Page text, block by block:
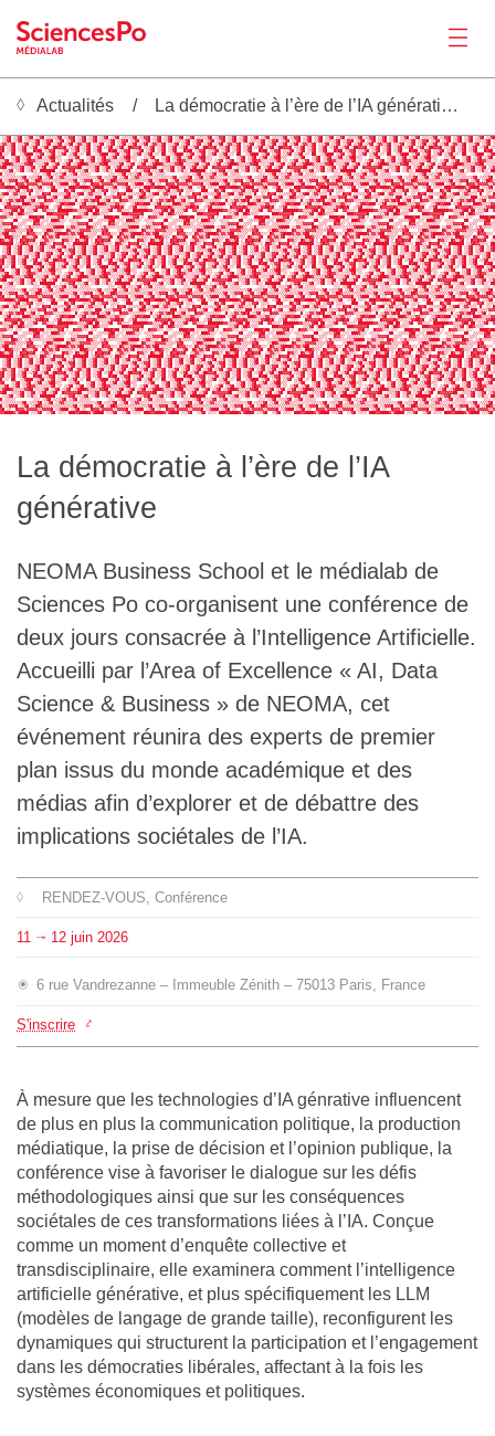
Actualités
Productions
Activités
Outils
Séminaire
Recrutement
L'équipe
Le médialab
FR| EN
Actualités La démocratie à l’ère de l’IA générative
░▒▓█ ░▒▓█ ░▒▓█ ░▒▓█ ░▒░░▒▓█ ░▒▓▓█ ░▒▓█ ░▒▓█ ░▒▓█ ░▒▓█ ░▒░░▒▓█ ░▒▓▓█ ░▒▓█ ░▒▓█ ░▒▓█ ░▒▓█ ░▒░░▒▓█ ░▒▓▓█ ░▒▓█ ░▒▓█ ░▒▓█ ░▒▓█ ░▒░░▒▓█ ░▒▓▓█ ░▒▓█ ░▒▓█ ░▒▓█ ░▒▓█ ░▒░░▒▓█ ░▒▓▓█ ░▒▓█ ░▒▓█ ░▒▓█ ░▒▓█ ░▒░░▒▓█ ░▒▓▓█ ░▒▓█ ░▒▓█ ░▒▓█
░▒▓█ ░▒▓█ ░▒▒░▒▓█ ░▒▓▓█ ░▒▓█ ░▒▓█ ░▒▓█ ░▒▓█ ░▒▒░▒▓█ ░▒▓▓█ ░▒▓█ ░▒▓█ ░▒▓█ ░▒▓█ ░▒▒░▒▓█ ░▒▓▓█ ░▒▓█ ░▒▓█ ░▒▓█ ░▒▓█ ░▒▒░▒▓█ ░▒▓▓█ ░▒▓█ ░▒▓█ ░▒▓█ ░▒▓█ ░▒▒░▒▓█ ░▒▓▓█ ░▒▓█ ░▒▓█ ░▒▓█ ░▒▓█ ░▒▒░▒▓█ ░▒▓▓█ ░▒▓█ ░▒▓█ ░▒▓█ ░▒▓█ ░▒▒░▒▓█
░▓▓▒▒▓█ ░░▒▓█ ░▒▓█ ░▒▓█ ░▒▓█ ░▒▓█ ░▓▓▒▒▓█ ░░▒▓█ ░▒▓█ ░▒▓█ ░▒▓█ ░▒▓█ ░▓▓▒▒▓█ ░░▒▓█ ░▒▓█ ░▒▓█ ░▒▓█ ░▒▓█ ░▓▓▒▒▓█ ░░▒▓█ ░▒▓█ ░▒▓█ ░▒▓█ ░▒▓█ ░▓▓▒▒▓█ ░░▒▓█ ░▒▓█ ░▒▓█ ░▒▓█ ░▒▓█ ░▓▓▒▒▓█ ░░▒▓█ ░▒▓█ ░▒▓█ ░▒▓█ ░▒▓█ ░▓▓▒▒▓█ ░░▒▓█ ░▒▓█
▓█ ░▒▓█ ░▒▓█ ░▒▓█ ░▒▓█ ░██▓▓▓█ ░▒▒▓█ ░▒▓█ ░▒▓█ ░▒▓█ ░▒▓█ ░██▓▓▓█ ░▒▒▓█ ░▒▓█ ░▒▓█ ░▒▓█ ░▒▓█ ░██▓▓▓█ ░▒▒▓█ ░▒▓█ ░▒▓█ ░▒▓█ ░▒▓█ ░██▓▓▓█ ░▒▒▓█ ░▒▓█ ░▒▓█ ░▒▓█ ░▒▓█ ░██▓▓▓█ ░▒▒▓█ ░▒▓█ ░▒▓█ ░▒▓█ ░▒▓█ ░██▓▓▓█ ░▒▒▓█ ░▒▓█ ░▒▓█ ░▒▓█
▓█ ░▒▓█ ░▒▓█   █▓██ ░▒▓▓█ ░░▒▓█ ░▒▓█ ░▒▓█ ░▒▓█   █▓██ ░▒▓▓█ ░░▒▓█ ░▒▓█ ░▒▓█ ░▒▓█   █▓██ ░▒▓▓█ ░░▒▓█ ░▒▓█ ░▒▓█ ░▒▓█   █▓██ ░▒▓▓█ ░░▒▓█ ░▒▓█ ░▒▓█ ░▒▓█   █▓██ ░▒▓▓█ ░░▒▓█ ░▒▓█ ░▒▓█ ░▒▓█   █▓██ ░▒▓▓█ ░░▒▓█ ░▒▓█ ░▒▓█ ░▒▓█   █▓██
█ ░░ ██  ░▒▓███ ░▒▓█ ░▒▓█ ░▒▓█ ░▒▓█ ░░ ██  ░▒▓███ ░▒▓█ ░▒▓█ ░▒▓█ ░▒▓█ ░░ ██  ░▒▓███ ░▒▓█ ░▒▓█ ░▒▓█ ░▒▓█ ░░ ██  ░▒▓███ ░▒▓█ ░▒▓█ ░▒▓█ ░▒▓█ ░░ ██  ░▒▓███ ░▒▓█ ░▒▓█ ░▒▓█ ░▒▓█ ░░ ██  ░▒▓███ ░▒▓█ ░▒▓█ ░▒▓█ ░▒▓█ ░░ ██  ░▒▓███
▓█   ░▒▓█ ░▒▓█ ░▒▓█ ░▒▓██▒▒░   ░░▒▓█   ░▒▓█ ░▒▓█ ░▒▓█ ░▒▓██▒▒░   ░░▒▓█   ░▒▓█ ░▒▓█ ░▒▓█ ░▒▓██▒▒░   ░░▒▓█   ░▒▓█ ░▒▓█ ░▒▓█ ░▒▓██▒▒░   ░░▒▓█   ░▒▓█ ░▒▓█ ░▒▓█ ░▒▓██▒▒░   ░░▒▓█   ░▒▓█ ░▒▓█ ░▒▓█ ░▒▓██▒▒░   ░░▒▓█   ░▒▓█ ░▒▓█ ░▒▓█
░▒▓█ ░▒▓█ ░▒▓█▓▓▒░░░░▒▒▓█ ░░ ░▒▓█ ░▒▓█ ░▒▓█ ░▒▓█▓▓▒░░░░▒▒▓█ ░░ ░▒▓█ ░▒▓█ ░▒▓█ ░▒▓█▓▓▒░░░░▒▒▓█ ░░ ░▒▓█ ░▒▓█ ░▒▓█ ░▒▓█▓▓▒░░░░▒▒▓█ ░░ ░▒▓█ ░▒▓█ ░▒▓█ ░▒▓█▓▓▒░░░░▒▒▓█ ░░ ░▒▓█ ░▒▓█ ░▒▓█ ░▒▓█▓▓▒░░░░▒▒▓█ ░░ ░▒▓█ ░▒▓█ ░▒▓█
▒▓███▓▒▒▒▒▒▓▓██ ░░░▒▓█ ░▒▓█ ░▒▓█ ░▒▓███▓▒▒▒▒▒▓▓██ ░░░▒▓█ ░▒▓█ ░▒▓█ ░▒▓███▓▒▒▒▒▒▓▓██ ░░░▒▓█ ░▒▓█ ░▒▓█ ░▒▓███▓▒▒▒▒▒▓▓██ ░░░▒▓█ ░▒▓█ ░▒▓█ ░▒▓███▓▒▒▒▒▒▓▓██ ░░░▒▓█ ░▒▓█ ░▒▓█ ░▒▓███▓▒▒▒▒▒▓▓██ ░░░▒▓█ ░▒▓█ ░▒▓█ ░▒▓███▓▒▒▒▒▒▓▓██
▓██  ░▒▒▒▓█ ░▒▓█ ░▒▓█ ░▒▓█  █▓▓▓▓▓▓██  ░▒▒▒▓█ ░▒▓█ ░▒▓█ ░▒▓█  █▓▓▓▓▓▓██  ░▒▒▒▓█ ░▒▓█ ░▒▓█ ░▒▓█  █▓▓▓▓▓▓██  ░▒▒▒▓█ ░▒▓█ ░▒▓█ ░▒▓█  █▓▓▓▓▓▓██  ░▒▒▒▓█ ░▒▓█ ░▒▓█ ░▒▓█  █▓▓▓▓▓▓██  ░▒▒▒▓█ ░▒▓█ ░▒▓█ ░▒▓█  █▓▓▓▓▓▓██  ░▒▒▒▓█ ░▒▓█
░░▒▓█ ░▒▓█ ░▒▓░░ ███████  ░ ░▒▓▓█ ░░▒▓█ ░▒▓█ ░▒▓░░ ███████  ░ ░▒▓▓█ ░░▒▓█ ░▒▓█ ░▒▓░░ ███████  ░ ░▒▓▓█ ░░▒▓█ ░▒▓█ ░▒▓░░ ███████  ░ ░▒▓▓█ ░░▒▓█ ░▒▓█ ░▒▓░░ ███████  ░ ░▒▓▓█ ░░▒▓█ ░▒▓█ ░▒▓░░ ███████  ░ ░▒▓▓█ ░░▒▓█ ░▒▓█ ░▒▓░░
█ ░▒▒▒░        ░░░ ░▒▓█ ░▒░▒▓█ ░▒▓█ ░▒▒▒░        ░░░ ░▒▓█ ░▒░▒▓█ ░▒▓█ ░▒▒▒░        ░░░ ░▒▓█ ░▒░▒▓█ ░▒▓█ ░▒▒▒░        ░░░ ░▒▓█ ░▒░▒▓█ ░▒▓█ ░▒▒▒░        ░░░ ░▒▓█ ░▒░▒▓█ ░▒▓█ ░▒▒▒░        ░░░ ░▒▓█ ░▒░▒▓█ ░▒▓█ ░▒▒▒░        ░░░
░░░░░▒▒░░▒▓█ ░▒▒▒▓█ ░▒▓█ ░▒▓▓▒░░░░░░░░░▒▒░░▒▓█ ░▒▒▒▓█ ░▒▓█ ░▒▓▓▒░░░░░░░░░▒▒░░▒▓█ ░▒▒▒▓█ ░▒▓█ ░▒▓▓▒░░░░░░░░░▒▒░░▒▓█ ░▒▒▒▓█ ░▒▓█ ░▒▓▓▒░░░░░░░░░▒▒░░▒▓█ ░▒▒▒▓█ ░▒▓█ ░▒▓▓▒░░░░░░░░░▒▒░░▒▓█ ░▒▒▒▓█ ░▒▓█ ░▒▓▓▒░░░░░░░░░▒▒░░▒▓█ ░▒▒▒▓█
█ ░▒▓▓▓█ ░▒▓█ ░▒██▓▒▒▒▒▒▒▒▒▒░▒▒▒▒▓█ ░▒▓▓▓█ ░▒▓█ ░▒██▓▒▒▒▒▒▒▒▒▒░▒▒▒▒▓█ ░▒▓▓▓█ ░▒▓█ ░▒██▓▒▒▒▒▒▒▒▒▒░▒▒▒▒▓█ ░▒▓▓▓█ ░▒▓█ ░▒██▓▒▒▒▒▒▒▒▒▒░▒▒▒▒▓█ ░▒▓▓▓█ ░▒▓█ ░▒██▓▒▒▒▒▒▒▒▒▒░▒▒▒▒▓█ ░▒▓▓▓█ ░▒▓█ ░▒██▓▒▒▒▒▒▒▒▒▒░▒▒▒▒▓█ ░▒▓▓▓█ ░▒▓█
▓█ ░▒  █▓▓▓▒▓▓▓▓▓▒▒▓▓▓▓█ ░▒▓███ ░▒▓█ ░▒  █▓▓▓▒▓▓▓▓▓▒▒▓▓▓▓█ ░▒▓███ ░▒▓█ ░▒  █▓▓▓▒▓▓▓▓▓▒▒▓▓▓▓█ ░▒▓███ ░▒▓█ ░▒  █▓▓▓▒▓▓▓▓▓▒▒▓▓▓▓█ ░▒▓███ ░▒▓█ ░▒  █▓▓▓▒▓▓▓▓▓▒▒▓▓▓▓█ ░▒▓███ ░▒▓█ ░▒  █▓▓▓▒▓▓▓▓▓▒▒▓▓▓▓█ ░▒▓███ ░▒▓█ ░▒
▓▓████▓▒▓████ ░░▒▓█  ░▒▓█ ░▒░░ ███▓▓████▓▒▓████ ░░▒▓█  ░▒▓█ ░▒░░ ███▓▓████▓▒▓████ ░░▒▓█  ░▒▓█ ░▒░░ ███▓▓████▓▒▓████ ░░▒▓█  ░▒▓█ ░▒░░ ███▓▓████▓▒▓████ ░░▒▓█  ░▒▓█ ░▒░░ ███▓▓████▓▒▓████ ░░▒▓█  ░▒▓█ ░▒░░ ███▓▓████▓▒▓████ ░░▒▓█
░▒░▒▓█ ░▒▓▓█ ░▒▒░   ███   █▓▒▓█   ░▒░▒▓█ ░▒▓▓█ ░▒▒░   ███   █▓▒▓█   ░▒░▒▓█ ░▒▓▓█ ░▒▒░   ███   █▓▒▓█   ░▒░▒▓█ ░▒▓▓█ ░▒▒░   ███   █▓▒▓█   ░▒░▒▓█ ░▒▓▓█ ░▒▒░   ███   █▓▒▓█   ░▒░▒▓█ ░▒▓▓█ ░▒▒░   ███   █▓▒▓█   ░▒░▒▓█ ░▒▓▓█
▒▓██ ░▓▓▒░░░ █  ░░ █▓▓█ ░░░▒▒▒▓█ ░▒▓██ ░▓▓▒░░░ █  ░░ █▓▓█ ░░░▒▒▒▓█ ░▒▓██ ░▓▓▒░░░ █  ░░ █▓▓█ ░░░▒▒▒▓█ ░▒▓██ ░▓▓▒░░░ █  ░░ █▓▓█ ░░░▒▒▒▓█ ░▒▓██ ░▓▓▒░░░ █  ░░ █▓▓█ ░░░▒▒▒▓█ ░▒▓██ ░▓▓▒░░░ █  ░░ █▓▓█ ░░░▒▒▒▓█ ░▒▓██ ░▓▓▒░░░ █  ░░
▒░  ░░▒░ ███ ░▒▒▒▓▓▓█ ░▒▓█  ░██▓▒▒▒░  ░░▒░ ███ ░▒▒▒▓▓▓█ ░▒▓█  ░██▓▒▒▒░  ░░▒░ ███ ░▒▒▒▓▓▓█ ░▒▓█  ░██▓▒▒▒░  ░░▒░ ███ ░▒▒▒▓▓▓█ ░▒▓█  ░██▓▒▒▒░  ░░▒░ ███ ░▒▒▒▓▓▓█ ░▒▓█  ░██▓▒▒▒░  ░░▒░ ███ ░▒▒▒▓▓▓█ ░▒▓█  ░██▓▒▒▒░  ░░▒░ ███
█ ░▒▓▓▒▓█▓█ ░▒▓█ ░  █▓▓▓▒░░░▒▒▒░  █ ░▒▓▓▒▓█▓█ ░▒▓█ ░  █▓▓▓▒░░░▒▒▒░  █ ░▒▓▓▒▓█▓█ ░▒▓█ ░  █▓▓▓▒░░░▒▒▒░  █ ░▒▓▓▒▓█▓█ ░▒▓█ ░  █▓▓▓▒░░░▒▒▒░  █ ░▒▓▓▒▓█▓█ ░▒▓█ ░  █▓▓▓▒░░░▒▒▒░  █ ░▒▓▓▒▓█▓█ ░▒▓█ ░  █▓▓▓▒░░░▒▒▒░  █ ░▒▓▓▒▓█▓█ ░▒▓█ ░
░▒▓█ ░░░ ███▓▒▒▒▒▓▓▒░░  ░▒▓█▓▓███ ░▒▓█ ░░░ ███▓▒▒▒▒▓▓▒░░  ░▒▓█▓▓███ ░▒▓█ ░░░ ███▓▒▒▒▒▓▓▒░░  ░▒▓█▓▓███ ░▒▓█ ░░░ ███▓▒▒▒▒▓▓▒░░  ░▒▓█▓▓███ ░▒▓█ ░░░ ███▓▒▒▒▒▓▓▒░░  ░▒▓█▓▓███ ░▒▓█ ░░░ ███▓▒▒▒▒▓▓▒░░  ░▒▓█▓▓███ ░▒▓█ ░░░
█▓▓▓▓▓█▓▒▒░░░▒▓▓██▓█  ░▒▓█ ░▒▒░   █▓▓▓▓▓█▓▒▒░░░▒▓▓██▓█  ░▒▓█ ░▒▒░   █▓▓▓▓▓█▓▒▒░░░▒▓▓██▓█  ░▒▓█ ░▒▒░   █▓▓▓▓▓█▓▒▒░░░▒▓▓██▓█  ░▒▓█ ░▒▒░   █▓▓▓▓▓█▓▒▒░░░▒▓▓██▓█  ░▒▓█ ░▒▒░   █▓▓▓▓▓█▓▒▒░░░▒▓▓██▓█  ░▒▓█ ░▒▒░
▓▒▒▒▒▓██ ██ ░░▒▓█  ▓▓▒░░░ ███████▓▓▒▒▒▒▓██ ██ ░░▒▓█  ▓▓▒░░░ ███████▓▓▒▒▒▒▓██ ██ ░░▒▓█  ▓▓▒░░░ ███████▓▓▒▒▒▒▓██ ██ ░░▒▓█  ▓▓▒░░░ ███████▓▓▒▒▒▒▓██ ██ ░░▒▓█  ▓▓▒░░░ ███████▓▓▒▒▒▒▓██ ██ ░░▒▓█  ▓▓▒░░░ ███████▓▓▒▒▒▒▓██ ██ ░░▒▓█
░▒▒▓█ ░██▓▒▒▒░      ███▓▓▓▓▓▓█    ░▒▒▓█ ░██▓▒▒▒░      ███▓▓▓▓▓▓█    ░▒▒▓█ ░██▓▒▒▒░      ███▓▓▓▓▓▓█    ░▒▒▓█ ░██▓▒▒▒░      ███▓▓▓▓▓▓█    ░▒▒▓█ ░██▓▒▒▒░      ███▓▓▓▓▓▓█    ░▒▒▓█ ░██▓▒▒▒░      ███▓▓▓▓▓▓█    ░▒▒▓█ ░██▓▒▒▒░
▓▓▓▒░░ ░░░   ████▓██ ░░░░▒▓▓█ ░  █▓▓▓▒░░ ░░░   ████▓██ ░░░░▒▓▓█ ░  █▓▓▓▒░░ ░░░   ████▓██ ░░░░▒▓▓█ ░  █▓▓▓▒░░ ░░░   ████▓██ ░░░░▒▓▓█ ░  █▓▓▓▒░░ ░░░   ████▓██ ░░░░▒▓▓█ ░  █▓▓▓▒░░ ░░░   ████▓██ ░░░░▒▓▓█ ░  █▓▓▓▒░░ ░░░
░░    ██  ░▒▒▒▒▓██ ░░░ ███▓▒▒░ ░▒░░░    ██  ░▒▒▒▒▓██ ░░░ ███▓▒▒░ ░▒░░░    ██  ░▒▒▒▒▓██ ░░░ ███▓▒▒░ ░▒░░░    ██  ░▒▒▒▒▓██ ░░░ ███▓▒▒░ ░▒░░░    ██  ░▒▒▒▒▓██ ░░░ ███▓▒▒░ ░▒░░░    ██  ░▒▒▒▒▓██ ░░░ ███▓▒▒░ ░▒░░░    ██  ░▒▒▒▒▓██
▒▓▓▓▓█  ░▒▒░   █▓▓▒░ ░▒▒▒░░░░   ░░▒▓▓▓▓█  ░▒▒░   █▓▓▒░ ░▒▒▒░░░░   ░░▒▓▓▓▓█  ░▒▒░   █▓▓▒░ ░▒▒▒░░░░   ░░▒▓▓▓▓█  ░▒▒░   █▓▓▒░ ░▒▒▒░░░░   ░░▒▓▓▓▓█  ░▒▒░   █▓▓▒░ ░▒▒▒░░░░   ░░▒▓▓▓▓█  ░▒▒░   █▓▓▒░ ░▒▒▒░░░░   ░░▒▓▓▓▓█  ░▒▒░
▒░░░ ██▓▒░ ░▒▓▒▒▒▒░░░░▒▒▓████ ░░▓▓▒░░░ ██▓▒░ ░▒▓▒▒▒▒░░░░▒▒▓████ ░░▓▓▒░░░ ██▓▒░ ░▒▓▒▒▒▒░░░░▒▒▓████ ░░▓▓▒░░░ ██▓▒░ ░▒▓▒▒▒▒░░░░▒▒▓████ ░░▓▓▒░░░ ██▓▒░ ░▒▓▒▒▒▒░░░░▒▒▓████ ░░▓▓▒░░░ ██▓▒░ ░▒▓▒▒▒▒░░░░▒▒▓████ ░░▓▓▒░░░ ██▓▒░
░▒▓▓▓▓▓▒▒▒▒▒▓▓█    ░▒██▓▒▒▒░  █▓▒░░▒▓▓▓▓▓▒▒▒▒▒▓▓█    ░▒██▓▒▒▒░  █▓▒░░▒▓▓▓▓▓▒▒▒▒▒▓▓█    ░▒██▓▒▒▒░  █▓▒░░▒▓▓▓▓▓▒▒▒▒▒▓▓█    ░▒██▓▒▒▒░  █▓▒░░▒▓▓▓▓▓▒▒▒▒▒▓▓█    ░▒██▓▒▒▒░  █▓▒░░▒▓▓▓▓▓▒▒▒▒▒▓▓█    ░▒██▓▒▒▒░  █▓▒░░▒▓▓▓▓▓▒▒▒▒▒▓▓█
▒▓██ ░░░░▒  █▓▓▓▒░░ █▓▒░▒▓████▓▒▓▓▒▓██ ░░░░▒  █▓▓▓▒░░ █▓▒░▒▓████▓▒▓▓▒▓██ ░░░░▒  █▓▓▓▒░░ █▓▒░▒▓████▓▒▓▓▒▓██ ░░░░▒  █▓▓▓▒░░ █▓▒░▒▓████▓▒▓▓▒▓██ ░░░░▒  █▓▓▓▒░░ █▓▒░▒▓████▓▒▓▓▒▓██ ░░░░▒  █▓▓▓▒░░ █▓▒░▒▓████▓▒▓▓▒▓██ ░░░░▒  █▓▓▓▒░░
░ ███▓▒▒░ █▓▒░▒▓█  █▓▒▓▓▒▓█ ░░▒▒▒░░ ███▓▒▒░ █▓▒░▒▓█  █▓▒▓▓▒▓█ ░░▒▒▒░░ ███▓▒▒░ █▓▒░▒▓█  █▓▒▓▓▒▓█ ░░▒▒▒░░ ███▓▒▒░ █▓▒░▒▓█  █▓▒▓▓▒▓█ ░░▒▒▒░░ ███▓▒▒░ █▓▒░▒▓█  █▓▒▓▓▒▓█ ░░▒▒▒░░ ███▓▒▒░ █▓▒░▒▓█  █▓▒▓▓▒▓█ ░░▒▒▒░░ ███▓▒▒░ █▓▒░▒▓█
█▓▒▒▓█ ░ █▓▓█▓▓█  ░▒▓▓▒▒░   █▓▓▒░ █▓▒▒▓█ ░ █▓▓█▓▓█  ░▒▓▓▒▒░   █▓▓▒░ █▓▒▒▓█ ░ █▓▓█▓▓█  ░▒▓▓▒▒░   █▓▓▒░ █▓▒▒▓█ ░ █▓▓█▓▓█  ░▒▓▓▒▒░   █▓▓▒░ █▓▒▒▓█ ░ █▓▓█▓▓█  ░▒▓▓▒▒░   █▓▓▒░ █▓▒▒▓█ ░ █▓▓█▓▓█  ░▒▓▓▒▒░   █▓▓▒░ █▓▒▒▓█ ░ █▓▓█▓▓█
██████ ░▒▓█▓▓▒░░░ ██▓▒░ █▓▓▓█ ░░ ███████ ░▒▓█▓▓▒░░░ ██▓▒░ █▓▓▓█ ░░ ███████ ░▒▓█▓▓▒░░░ ██▓▒░ █▓▓▓█ ░░ ███████ ░▒▓█▓▓▒░░░ ██▓▒░ █▓▓▓█ ░░ ███████ ░▒▓█▓▓▒░░░ ██▓▒░ █▓▓▓█ ░░ ███████ ░▒▓█▓▓▒░░░ ██▓▒░ █▓▓▓█ ░░ ███████ ░▒▓█▓▓▒░░░
░▒▓█ ░▒▓█ ░▒▓█ ░▒▓█ ░▒▓█ ░▒▓█ ░▒▓ ░▒▓█ ░▒▓█ ░▒▓█ ░▒▓█ ░▒▓█ ░▒▓█ ░▒▓ ░▒▓█ ░▒▓█ ░▒▓█ ░▒▓█ ░▒▓█ ░▒▓█ ░▒▓ ░▒▓█ ░▒▓█ ░▒▓█ ░▒▓█ ░▒▓█ ░▒▓█ ░▒▓ ░▒▓█ ░▒▓█ ░▒▓█ ░▒▓█ ░▒▓█ ░▒▓█ ░▒▓ ░▒▓█ ░▒▓█ ░▒▓█ ░▒▓█ ░▒▓█ ░▒▓█ ░▒▓ ░▒▓█ ░▒▓█ ░▒▓█
░▒▓█ ░▒▓█ ░▒▓█ ░▒▓█ ░▒░░▒▓█ ░▒▓▓█ ░▒▓█ ░▒▓█ ░▒▓█ ░▒▓█ ░▒░░▒▓█ ░▒▓▓█ ░▒▓█ ░▒▓█ ░▒▓█ ░▒▓█ ░▒░░▒▓█ ░▒▓▓█ ░▒▓█ ░▒▓█ ░▒▓█ ░▒▓█ ░▒░░▒▓█ ░▒▓▓█ ░▒▓█ ░▒▓█ ░▒▓█ ░▒▓█ ░▒░░▒▓█ ░▒▓▓█ ░▒▓█ ░▒▓█ ░▒▓█ ░▒▓█ ░▒░░▒▓█ ░▒▓▓█ ░▒▓█ ░▒▓█ ░▒▓█
░▒▓█ ░▒▓█ ░▒▒░▒▓█ ░▒▓▓█ ░▒▓█ ░▒▓█ ░▒▓█ ░▒▓█ ░▒▒░▒▓█ ░▒▓▓█ ░▒▓█ ░▒▓█ ░▒▓█ ░▒▓█ ░▒▒░▒▓█ ░▒▓▓█ ░▒▓█ ░▒▓█ ░▒▓█ ░▒▓█ ░▒▒░▒▓█ ░▒▓▓█ ░▒▓█ ░▒▓█ ░▒▓█ ░▒▓█ ░▒▒░▒▓█ ░▒▓▓█ ░▒▓█ ░▒▓█ ░▒▓█ ░▒▓█ ░▒▒░▒▓█ ░▒▓▓█ ░▒▓█ ░▒▓█ ░▒▓█ ░▒▓█ ░▒▒░▒▓█
░▓▓▒▒▓█ ░░▒▓█ ░▒▓█ ░▒▓█ ░▒▓█ ░▒▓█ ░▓▓▒▒▓█ ░░▒▓█ ░▒▓█ ░▒▓█ ░▒▓█ ░▒▓█ ░▓▓▒▒▓█ ░░▒▓█ ░▒▓█ ░▒▓█ ░▒▓█ ░▒▓█ ░▓▓▒▒▓█ ░░▒▓█ ░▒▓█ ░▒▓█ ░▒▓█ ░▒▓█ ░▓▓▒▒▓█ ░░▒▓█ ░▒▓█ ░▒▓█ ░▒▓█ ░▒▓█ ░▓▓▒▒▓█ ░░▒▓█ ░▒▓█ ░▒▓█ ░▒▓█ ░▒▓█ ░▓▓▒▒▓█ ░░▒▓█ ░▒▓█
▓█ ░▒▓█ ░▒▓█ ░▒▓█ ░▒▓█ ░██▓▓▓█ ░▒▒▓█ ░▒▓█ ░▒▓█ ░▒▓█ ░▒▓█ ░██▓▓▓█ ░▒▒▓█ ░▒▓█ ░▒▓█ ░▒▓█ ░▒▓█ ░██▓▓▓█ ░▒▒▓█ ░▒▓█ ░▒▓█ ░▒▓█ ░▒▓█ ░██▓▓▓█ ░▒▒▓█ ░▒▓█ ░▒▓█ ░▒▓█ ░▒▓█ ░██▓▓▓█ ░▒▒▓█ ░▒▓█ ░▒▓█ ░▒▓█ ░▒▓█ ░██▓▓▓█ ░▒▒▓█ ░▒▓█ ░▒▓█ ░▒▓█
▓█ ░▒▓█ ░▒▓█   █▓██ ░▒▓▓█ ░░▒▓█ ░▒▓█ ░▒▓█ ░▒▓█   █▓██ ░▒▓▓█ ░░▒▓█ ░▒▓█ ░▒▓█ ░▒▓█   █▓██ ░▒▓▓█ ░░▒▓█ ░▒▓█ ░▒▓█ ░▒▓█   █▓██ ░▒▓▓█ ░░▒▓█ ░▒▓█ ░▒▓█ ░▒▓█   █▓██ ░▒▓▓█ ░░▒▓█ ░▒▓█ ░▒▓█ ░▒▓█   █▓██ ░▒▓▓█ ░░▒▓█ ░▒▓█ ░▒▓█ ░▒▓█   █▓██
█ ░░ ██  ░▒▓███ ░▒▓█ ░▒▓█ ░▒▓█ ░▒▓█ ░░ ██  ░▒▓███ ░▒▓█ ░▒▓█ ░▒▓█ ░▒▓█ ░░ ██  ░▒▓███ ░▒▓█ ░▒▓█ ░▒▓█ ░▒▓█ ░░ ██  ░▒▓███ ░▒▓█ ░▒▓█ ░▒▓█ ░▒▓█ ░░ ██  ░▒▓███ ░▒▓█ ░▒▓█ ░▒▓█ ░▒▓█ ░░ ██  ░▒▓███ ░▒▓█ ░▒▓█ ░▒▓█ ░▒▓█ ░░ ██  ░▒▓███
▓█   ░▒▓█ ░▒▓█ ░▒▓█ ░▒▓██▒▒░   ░░▒▓█   ░▒▓█ ░▒▓█ ░▒▓█ ░▒▓██▒▒░   ░░▒▓█   ░▒▓█ ░▒▓█ ░▒▓█ ░▒▓██▒▒░   ░░▒▓█   ░▒▓█ ░▒▓█ ░▒▓█ ░▒▓██▒▒░   ░░▒▓█   ░▒▓█ ░▒▓█ ░▒▓█ ░▒▓██▒▒░   ░░▒▓█   ░▒▓█ ░▒▓█ ░▒▓█ ░▒▓██▒▒░   ░░▒▓█   ░▒▓█ ░▒▓█ ░▒▓█
░▒▓█ ░▒▓█ ░▒▓█▓▓▒░░░░▒▒▓█ ░░ ░▒▓█ ░▒▓█ ░▒▓█ ░▒▓█▓▓▒░░░░▒▒▓█ ░░ ░▒▓█ ░▒▓█ ░▒▓█ ░▒▓█▓▓▒░░░░▒▒▓█ ░░ ░▒▓█ ░▒▓█ ░▒▓█ ░▒▓█▓▓▒░░░░▒▒▓█ ░░ ░▒▓█ ░▒▓█ ░▒▓█ ░▒▓█▓▓▒░░░░▒▒▓█ ░░ ░▒▓█ ░▒▓█ ░▒▓█ ░▒▓█▓▓▒░░░░▒▒▓█ ░░ ░▒▓█ ░▒▓█ ░▒▓█
▒▓███▓▒▒▒▒▒▓▓██ ░░░▒▓█ ░▒▓█ ░▒▓█ ░▒▓███▓▒▒▒▒▒▓▓██ ░░░▒▓█ ░▒▓█ ░▒▓█ ░▒▓███▓▒▒▒▒▒▓▓██ ░░░▒▓█ ░▒▓█ ░▒▓█ ░▒▓███▓▒▒▒▒▒▓▓██ ░░░▒▓█ ░▒▓█ ░▒▓█ ░▒▓███▓▒▒▒▒▒▓▓██ ░░░▒▓█ ░▒▓█ ░▒▓█ ░▒▓███▓▒▒▒▒▒▓▓██ ░░░▒▓█ ░▒▓█ ░▒▓█ ░▒▓███▓▒▒▒▒▒▓▓██
▓██  ░▒▒▒▓█ ░▒▓█ ░▒▓█ ░▒▓█  █▓▓▓▓▓▓██  ░▒▒▒▓█ ░▒▓█ ░▒▓█ ░▒▓█  █▓▓▓▓▓▓██  ░▒▒▒▓█ ░▒▓█ ░▒▓█ ░▒▓█  █▓▓▓▓▓▓██  ░▒▒▒▓█ ░▒▓█ ░▒▓█ ░▒▓█  █▓▓▓▓▓▓██  ░▒▒▒▓█ ░▒▓█ ░▒▓█ ░▒▓█  █▓▓▓▓▓▓██  ░▒▒▒▓█ ░▒▓█ ░▒▓█ ░▒▓█  █▓▓▓▓▓▓██  ░▒▒▒▓█ ░▒▓█
░░▒▓█ ░▒▓█ ░▒▓░░ ███████  ░ ░▒▓▓█ ░░▒▓█ ░▒▓█ ░▒▓░░ ███████  ░ ░▒▓▓█ ░░▒▓█ ░▒▓█ ░▒▓░░ ███████  ░ ░▒▓▓█ ░░▒▓█ ░▒▓█ ░▒▓░░ ███████  ░ ░▒▓▓█ ░░▒▓█ ░▒▓█ ░▒▓░░ ███████  ░ ░▒▓▓█ ░░▒▓█ ░▒▓█ ░▒▓░░ ███████  ░ ░▒▓▓█ ░░▒▓█ ░▒▓█ ░▒▓░░
█ ░▒▒▒░        ░░░ ░▒▓█ ░▒░▒▓█ ░▒▓█ ░▒▒▒░        ░░░ ░▒▓█ ░▒░▒▓█ ░▒▓█ ░▒▒▒░        ░░░ ░▒▓█ ░▒░▒▓█ ░▒▓█ ░▒▒▒░        ░░░ ░▒▓█ ░▒░▒▓█ ░▒▓█ ░▒▒▒░        ░░░ ░▒▓█ ░▒░▒▓█ ░▒▓█ ░▒▒▒░        ░░░ ░▒▓█ ░▒░▒▓█ ░▒▓█ ░▒▒▒░        ░░░
░░░░░▒▒░░▒▓█ ░▒▒▒▓█ ░▒▓█ ░▒▓▓▒░░░░░░░░░▒▒░░▒▓█ ░▒▒▒▓█ ░▒▓█ ░▒▓▓▒░░░░░░░░░▒▒░░▒▓█ ░▒▒▒▓█ ░▒▓█ ░▒▓▓▒░░░░░░░░░▒▒░░▒▓█ ░▒▒▒▓█ ░▒▓█ ░▒▓▓▒░░░░░░░░░▒▒░░▒▓█ ░▒▒▒▓█ ░▒▓█ ░▒▓▓▒░░░░░░░░░▒▒░░▒▓█ ░▒▒▒▓█ ░▒▓█ ░▒▓▓▒░░░░░░░░░▒▒░░▒▓█ ░▒▒▒▓█
█ ░▒▓▓▓█ ░▒▓█ ░▒██▓▒▒▒▒▒▒▒▒▒░▒▒▒▒▓█ ░▒▓▓▓█ ░▒▓█ ░▒██▓▒▒▒▒▒▒▒▒▒░▒▒▒▒▓█ ░▒▓▓▓█ ░▒▓█ ░▒██▓▒▒▒▒▒▒▒▒▒░▒▒▒▒▓█ ░▒▓▓▓█ ░▒▓█ ░▒██▓▒▒▒▒▒▒▒▒▒░▒▒▒▒▓█ ░▒▓▓▓█ ░▒▓█ ░▒██▓▒▒▒▒▒▒▒▒▒░▒▒▒▒▓█ ░▒▓▓▓█ ░▒▓█ ░▒██▓▒▒▒▒▒▒▒▒▒░▒▒▒▒▓█ ░▒▓▓▓█ ░▒▓█
▓█ ░▒  █▓▓▓▒▓▓▓▓▓▒▒▓▓▓▓█ ░▒▓███ ░▒▓█ ░▒  █▓▓▓▒▓▓▓▓▓▒▒▓▓▓▓█ ░▒▓███ ░▒▓█ ░▒  █▓▓▓▒▓▓▓▓▓▒▒▓▓▓▓█ ░▒▓███ ░▒▓█ ░▒  █▓▓▓▒▓▓▓▓▓▒▒▓▓▓▓█ ░▒▓███ ░▒▓█ ░▒  █▓▓▓▒▓▓▓▓▓▒▒▓▓▓▓█ ░▒▓███ ░▒▓█ ░▒  █▓▓▓▒▓▓▓▓▓▒▒▓▓▓▓█ ░▒▓███ ░▒▓█ ░▒
▓▓████▓▒▓████ ░░▒▓█  ░▒▓█ ░▒░░ ███▓▓████▓▒▓████ ░░▒▓█  ░▒▓█ ░▒░░ ███▓▓████▓▒▓████ ░░▒▓█  ░▒▓█ ░▒░░ ███▓▓████▓▒▓████ ░░▒▓█  ░▒▓█ ░▒░░ ███▓▓████▓▒▓████ ░░▒▓█  ░▒▓█ ░▒░░ ███▓▓████▓▒▓████ ░░▒▓█  ░▒▓█ ░▒░░ ███▓▓████▓▒▓████ ░░▒▓█
░▒░▒▓█ ░▒▓▓█ ░▒▒░   ███   █▓▒▓█   ░▒░▒▓█ ░▒▓▓█ ░▒▒░   ███   █▓▒▓█   ░▒░▒▓█ ░▒▓▓█ ░▒▒░   ███   █▓▒▓█   ░▒░▒▓█ ░▒▓▓█ ░▒▒░   ███   █▓▒▓█   ░▒░▒▓█ ░▒▓▓█ ░▒▒░   ███   █▓▒▓█   ░▒░▒▓█ ░▒▓▓█ ░▒▒░   ███   █▓▒▓█   ░▒░▒▓█ ░▒▓▓█
▒▓██ ░▓▓▒░░░ █  ░░ █▓▓█ ░░░▒▒▒▓█ ░▒▓██ ░▓▓▒░░░ █  ░░ █▓▓█ ░░░▒▒▒▓█ ░▒▓██ ░▓▓▒░░░ █  ░░ █▓▓█ ░░░▒▒▒▓█ ░▒▓██ ░▓▓▒░░░ █  ░░ █▓▓█ ░░░▒▒▒▓█ ░▒▓██ ░▓▓▒░░░ █  ░░ █▓▓█ ░░░▒▒▒▓█ ░▒▓██ ░▓▓▒░░░ █  ░░ █▓▓█ ░░░▒▒▒▓█ ░▒▓██ ░▓▓▒░░░ █  ░░
▒░  ░░▒░ ███ ░▒▒▒▓▓▓█ ░▒▓█  ░██▓▒▒▒░  ░░▒░ ███ ░▒▒▒▓▓▓█ ░▒▓█  ░██▓▒▒▒░  ░░▒░ ███ ░▒▒▒▓▓▓█ ░▒▓█  ░██▓▒▒▒░  ░░▒░ ███ ░▒▒▒▓▓▓█ ░▒▓█  ░██▓▒▒▒░  ░░▒░ ███ ░▒▒▒▓▓▓█ ░▒▓█  ░██▓▒▒▒░  ░░▒░ ███ ░▒▒▒▓▓▓█ ░▒▓█  ░██▓▒▒▒░  ░░▒░ ███
█ ░▒▓▓▒▓█▓█ ░▒▓█ ░  █▓▓▓▒░░░▒▒▒░  █ ░▒▓▓▒▓█▓█ ░▒▓█ ░  █▓▓▓▒░░░▒▒▒░  █ ░▒▓▓▒▓█▓█ ░▒▓█ ░  █▓▓▓▒░░░▒▒▒░  █ ░▒▓▓▒▓█▓█ ░▒▓█ ░  █▓▓▓▒░░░▒▒▒░  █ ░▒▓▓▒▓█▓█ ░▒▓█ ░  █▓▓▓▒░░░▒▒▒░  █ ░▒▓▓▒▓█▓█ ░▒▓█ ░  █▓▓▓▒░░░▒▒▒░  █ ░▒▓▓▒▓█▓█ ░▒▓█ ░
░▒▓█ ░░░ ███▓▒▒▒▒▓▓▒░░  ░▒▓█▓▓███ ░▒▓█ ░░░ ███▓▒▒▒▒▓▓▒░░  ░▒▓█▓▓███ ░▒▓█ ░░░ ███▓▒▒▒▒▓▓▒░░  ░▒▓█▓▓███ ░▒▓█ ░░░ ███▓▒▒▒▒▓▓▒░░  ░▒▓█▓▓███ ░▒▓█ ░░░ ███▓▒▒▒▒▓▓▒░░  ░▒▓█▓▓███ ░▒▓█ ░░░ ███▓▒▒▒▒▓▓▒░░  ░▒▓█▓▓███ ░▒▓█ ░░░
█▓▓▓▓▓█▓▒▒░░░▒▓▓██▓█  ░▒▓█ ░▒▒░   █▓▓▓▓▓█▓▒▒░░░▒▓▓██▓█  ░▒▓█ ░▒▒░   █▓▓▓▓▓█▓▒▒░░░▒▓▓██▓█  ░▒▓█ ░▒▒░   █▓▓▓▓▓█▓▒▒░░░▒▓▓██▓█  ░▒▓█ ░▒▒░   █▓▓▓▓▓█▓▒▒░░░▒▓▓██▓█  ░▒▓█ ░▒▒░   █▓▓▓▓▓█▓▒▒░░░▒▓▓██▓█  ░▒▓█ ░▒▒░
▓▒▒▒▒▓██ ██ ░░▒▓█  ▓▓▒░░░ ███████▓▓▒▒▒▒▓██ ██ ░░▒▓█  ▓▓▒░░░ ███████▓▓▒▒▒▒▓██ ██ ░░▒▓█  ▓▓▒░░░ ███████▓▓▒▒▒▒▓██ ██ ░░▒▓█  ▓▓▒░░░ ███████▓▓▒▒▒▒▓██ ██ ░░▒▓█  ▓▓▒░░░ ███████▓▓▒▒▒▒▓██ ██ ░░▒▓█  ▓▓▒░░░ ███████▓▓▒▒▒▒▓██ ██ ░░▒▓█
░▒▒▓█ ░██▓▒▒▒░      ███▓▓▓▓▓▓█    ░▒▒▓█ ░██▓▒▒▒░      ███▓▓▓▓▓▓█    ░▒▒▓█ ░██▓▒▒▒░      ███▓▓▓▓▓▓█    ░▒▒▓█ ░██▓▒▒▒░      ███▓▓▓▓▓▓█    ░▒▒▓█ ░██▓▒▒▒░      ███▓▓▓▓▓▓█    ░▒▒▓█ ░██▓▒▒▒░      ███▓▓▓▓▓▓█    ░▒▒▓█ ░██▓▒▒▒░
▓▓▓▒░░ ░░░   ████▓██ ░░░░▒▓▓█ ░  █▓▓▓▒░░ ░░░   ████▓██ ░░░░▒▓▓█ ░  █▓▓▓▒░░ ░░░   ████▓██ ░░░░▒▓▓█ ░  █▓▓▓▒░░ ░░░   ████▓██ ░░░░▒▓▓█ ░  █▓▓▓▒░░ ░░░   ████▓██ ░░░░▒▓▓█ ░  █▓▓▓▒░░ ░░░   ████▓██ ░░░░▒▓▓█ ░  █▓▓▓▒░░ ░░░
░░    ██  ░▒▒▒▒▓██ ░░░ ███▓▒▒░ ░▒░░░    ██  ░▒▒▒▒▓██ ░░░ ███▓▒▒░ ░▒░░░    ██  ░▒▒▒▒▓██ ░░░ ███▓▒▒░ ░▒░░░    ██  ░▒▒▒▒▓██ ░░░ ███▓▒▒░ ░▒░░░    ██  ░▒▒▒▒▓██ ░░░ ███▓▒▒░ ░▒░░░    ██  ░▒▒▒▒▓██ ░░░ ███▓▒▒░ ░▒░░░    ██  ░▒▒▒▒▓██
▒▓▓▓▓█  ░▒▒░   █▓▓▒░ ░▒▒▒░░░░   ░░▒▓▓▓▓█  ░▒▒░   █▓▓▒░ ░▒▒▒░░░░   ░░▒▓▓▓▓█  ░▒▒░   █▓▓▒░ ░▒▒▒░░░░   ░░▒▓▓▓▓█  ░▒▒░   █▓▓▒░ ░▒▒▒░░░░   ░░▒▓▓▓▓█  ░▒▒░   █▓▓▒░ ░▒▒▒░░░░   ░░▒▓▓▓▓█  ░▒▒░   █▓▓▒░ ░▒▒▒░░░░   ░░▒▓▓▓▓█  ░▒▒░
▒░░░ ██▓▒░ ░▒▓▒▒▒▒░░░░▒▒▓████ ░░▓▓▒░░░ ██▓▒░ ░▒▓▒▒▒▒░░░░▒▒▓████ ░░▓▓▒░░░ ██▓▒░ ░▒▓▒▒▒▒░░░░▒▒▓████ ░░▓▓▒░░░ ██▓▒░ ░▒▓▒▒▒▒░░░░▒▒▓████ ░░▓▓▒░░░ ██▓▒░ ░▒▓▒▒▒▒░░░░▒▒▓████ ░░▓▓▒░░░ ██▓▒░ ░▒▓▒▒▒▒░░░░▒▒▓████ ░░▓▓▒░░░ ██▓▒░
░▒▓▓▓▓▓▒▒▒▒▒▓▓█    ░▒██▓▒▒▒░  █▓▒░░▒▓▓▓▓▓▒▒▒▒▒▓▓█    ░▒██▓▒▒▒░  █▓▒░░▒▓▓▓▓▓▒▒▒▒▒▓▓█    ░▒██▓▒▒▒░  █▓▒░░▒▓▓▓▓▓▒▒▒▒▒▓▓█    ░▒██▓▒▒▒░  █▓▒░░▒▓▓▓▓▓▒▒▒▒▒▓▓█    ░▒██▓▒▒▒░  █▓▒░░▒▓▓▓▓▓▒▒▒▒▒▓▓█    ░▒██▓▒▒▒░  █▓▒░░▒▓▓▓▓▓▒▒▒▒▒▓▓█
▒▓██ ░░░░▒  █▓▓▓▒░░ █▓▒░▒▓████▓▒▓▓▒▓██ ░░░░▒  █▓▓▓▒░░ █▓▒░▒▓████▓▒▓▓▒▓██ ░░░░▒  █▓▓▓▒░░ █▓▒░▒▓████▓▒▓▓▒▓██ ░░░░▒  █▓▓▓▒░░ █▓▒░▒▓████▓▒▓▓▒▓██ ░░░░▒  █▓▓▓▒░░ █▓▒░▒▓████▓▒▓▓▒▓██ ░░░░▒  █▓▓▓▒░░ █▓▒░▒▓████▓▒▓▓▒▓██ ░░░░▒  █▓▓▓▒░░
░ ███▓▒▒░ █▓▒░▒▓█  █▓▒▓▓▒▓█ ░░▒▒▒░░ ███▓▒▒░ █▓▒░▒▓█  █▓▒▓▓▒▓█ ░░▒▒▒░░ ███▓▒▒░ █▓▒░▒▓█  █▓▒▓▓▒▓█ ░░▒▒▒░░ ███▓▒▒░ █▓▒░▒▓█  █▓▒▓▓▒▓█ ░░▒▒▒░░ ███▓▒▒░ █▓▒░▒▓█  █▓▒▓▓▒▓█ ░░▒▒▒░░ ███▓▒▒░ █▓▒░▒▓█  █▓▒▓▓▒▓█ ░░▒▒▒░░ ███▓▒▒░ █▓▒░▒▓█
█▓▒▒▓█ ░ █▓▓█▓▓█  ░▒▓▓▒▒░   █▓▓▒░ █▓▒▒▓█ ░ █▓▓█▓▓█  ░▒▓▓▒▒░   █▓▓▒░ █▓▒▒▓█ ░ █▓▓█▓▓█  ░▒▓▓▒▒░   █▓▓▒░ █▓▒▒▓█ ░ █▓▓█▓▓█  ░▒▓▓▒▒░   █▓▓▒░ █▓▒▒▓█ ░ █▓▓█▓▓█  ░▒▓▓▒▒░   █▓▓▒░ █▓▒▒▓█ ░ █▓▓█▓▓█  ░▒▓▓▒▒░   █▓▓▒░ █▓▒▒▓█ ░ █▓▓█▓▓█
██████ ░▒▓█▓▓▒░░░ ██▓▒░ █▓▓▓█ ░░ ███████ ░▒▓█▓▓▒░░░ ██▓▒░ █▓▓▓█ ░░ ███████ ░▒▓█▓▓▒░░░ ██▓▒░ █▓▓▓█ ░░ ███████ ░▒▓█▓▓▒░░░ ██▓▒░ █▓▓▓█ ░░ ███████ ░▒▓█▓▓▒░░░ ██▓▒░ █▓▓▓█ ░░ ███████ ░▒▓█▓▓▒░░░ ██▓▒░ █▓▓▓█ ░░ ███████ ░▒▓█▓▓▒░░░
░▒▓█ ░▒▓█ ░▒▓█ ░▒▓█ ░▒▓█ ░▒▓█ ░▒▓ ░▒▓█ ░▒▓█ ░▒▓█ ░▒▓█ ░▒▓█ ░▒▓█ ░▒▓ ░▒▓█ ░▒▓█ ░▒▓█ ░▒▓█ ░▒▓█ ░▒▓█ ░▒▓ ░▒▓█ ░▒▓█ ░▒▓█ ░▒▓█ ░▒▓█ ░▒▓█ ░▒▓ ░▒▓█ ░▒▓█ ░▒▓█ ░▒▓█ ░▒▓█ ░▒▓█ ░▒▓ ░▒▓█ ░▒▓█ ░▒▓█ ░▒▓█ ░▒▓█ ░▒▓█ ░▒▓ ░▒▓█ ░▒▓█ ░▒▓█
░▒▓█ ░▒▓█ ░▒▓█ ░▒▓█ ░▒░░▒▓█ ░▒▓▓█ ░▒▓█ ░▒▓█ ░▒▓█ ░▒▓█ ░▒░░▒▓█ ░▒▓▓█ ░▒▓█ ░▒▓█ ░▒▓█ ░▒▓█ ░▒░░▒▓█ ░▒▓▓█ ░▒▓█ ░▒▓█ ░▒▓█ ░▒▓█ ░▒░░▒▓█ ░▒▓▓█ ░▒▓█ ░▒▓█ ░▒▓█ ░▒▓█ ░▒░░▒▓█ ░▒▓▓█ ░▒▓█ ░▒▓█ ░▒▓█ ░▒▓█ ░▒░░▒▓█ ░▒▓▓█ ░▒▓█ ░▒▓█ ░▒▓█
░▒▓█ ░▒▓█ ░▒▒░▒▓█ ░▒▓▓█ ░▒▓█ ░▒▓█ ░▒▓█ ░▒▓█ ░▒▒░▒▓█ ░▒▓▓█ ░▒▓█ ░▒▓█ ░▒▓█ ░▒▓█ ░▒▒░▒▓█ ░▒▓▓█ ░▒▓█ ░▒▓█ ░▒▓█ ░▒▓█ ░▒▒░▒▓█ ░▒▓▓█ ░▒▓█ ░▒▓█ ░▒▓█ ░▒▓█ ░▒▒░▒▓█ ░▒▓▓█ ░▒▓█ ░▒▓█ ░▒▓█ ░▒▓█ ░▒▒░▒▓█ ░▒▓▓█ ░▒▓█ ░▒▓█ ░▒▓█ ░▒▓█ ░▒▒░▒▓█
░▓▓▒▒▓█ ░░▒▓█ ░▒▓█ ░▒▓█ ░▒▓█ ░▒▓█ ░▓▓▒▒▓█ ░░▒▓█ ░▒▓█ ░▒▓█ ░▒▓█ ░▒▓█ ░▓▓▒▒▓█ ░░▒▓█ ░▒▓█ ░▒▓█ ░▒▓█ ░▒▓█ ░▓▓▒▒▓█ ░░▒▓█ ░▒▓█ ░▒▓█ ░▒▓█ ░▒▓█ ░▓▓▒▒▓█ ░░▒▓█ ░▒▓█ ░▒▓█ ░▒▓█ ░▒▓█ ░▓▓▒▒▓█ ░░▒▓█ ░▒▓█ ░▒▓█ ░▒▓█ ░▒▓█ ░▓▓▒▒▓█ ░░▒▓█ ░▒▓█
▓█ ░▒▓█ ░▒▓█ ░▒▓█ ░▒▓█ ░██▓▓▓█ ░▒▒▓█ ░▒▓█ ░▒▓█ ░▒▓█ ░▒▓█ ░██▓▓▓█ ░▒▒▓█ ░▒▓█ ░▒▓█ ░▒▓█ ░▒▓█ ░██▓▓▓█ ░▒▒▓█ ░▒▓█ ░▒▓█ ░▒▓█ ░▒▓█ ░██▓▓▓█ ░▒▒▓█ ░▒▓█ ░▒▓█ ░▒▓█ ░▒▓█ ░██▓▓▓█ ░▒▒▓█ ░▒▓█ ░▒▓█ ░▒▓█ ░▒▓█ ░██▓▓▓█ ░▒▒▓█ ░▒▓█ ░▒▓█ ░▒▓█
▓█ ░▒▓█ ░▒▓█   █▓██ ░▒▓▓█ ░░▒▓█ ░▒▓█ ░▒▓█ ░▒▓█   █▓██ ░▒▓▓█ ░░▒▓█ ░▒▓█ ░▒▓█ ░▒▓█   █▓██ ░▒▓▓█ ░░▒▓█ ░▒▓█ ░▒▓█ ░▒▓█   █▓██ ░▒▓▓█ ░░▒▓█ ░▒▓█ ░▒▓█ ░▒▓█   █▓██ ░▒▓▓█ ░░▒▓█ ░▒▓█ ░▒▓█ ░▒▓█   █▓██ ░▒▓▓█ ░░▒▓█ ░▒▓█ ░▒▓█ ░▒▓█   █▓██
█ ░░ ██  ░▒▓███ ░▒▓█ ░▒▓█ ░▒▓█ ░▒▓█ ░░ ██  ░▒▓███ ░▒▓█ ░▒▓█ ░▒▓█ ░▒▓█ ░░ ██  ░▒▓███ ░▒▓█ ░▒▓█ ░▒▓█ ░▒▓█ ░░ ██  ░▒▓███ ░▒▓█ ░▒▓█ ░▒▓█ ░▒▓█ ░░ ██  ░▒▓███ ░▒▓█ ░▒▓█ ░▒▓█ ░▒▓█ ░░ ██  ░▒▓███ ░▒▓█ ░▒▓█ ░▒▓█ ░▒▓█ ░░ ██  ░▒▓███
▓█   ░▒▓█ ░▒▓█ ░▒▓█ ░▒▓██▒▒░   ░░▒▓█   ░▒▓█ ░▒▓█ ░▒▓█ ░▒▓██▒▒░   ░░▒▓█   ░▒▓█ ░▒▓█ ░▒▓█ ░▒▓██▒▒░   ░░▒▓█   ░▒▓█ ░▒▓█ ░▒▓█ ░▒▓██▒▒░   ░░▒▓█   ░▒▓█ ░▒▓█ ░▒▓█ ░▒▓██▒▒░   ░░▒▓█   ░▒▓█ ░▒▓█ ░▒▓█ ░▒▓██▒▒░   ░░▒▓█   ░▒▓█ ░▒▓█ ░▒▓█
░▒▓█ ░▒▓█ ░▒▓█▓▓▒░░░░▒▒▓█ ░░ ░▒▓█ ░▒▓█ ░▒▓█ ░▒▓█▓▓▒░░░░▒▒▓█ ░░ ░▒▓█ ░▒▓█ ░▒▓█ ░▒▓█▓▓▒░░░░▒▒▓█ ░░ ░▒▓█ ░▒▓█ ░▒▓█ ░▒▓█▓▓▒░░░░▒▒▓█ ░░ ░▒▓█ ░▒▓█ ░▒▓█ ░▒▓█▓▓▒░░░░▒▒▓█ ░░ ░▒▓█ ░▒▓█ ░▒▓█ ░▒▓█▓▓▒░░░░▒▒▓█ ░░ ░▒▓█ ░▒▓█ ░▒▓█
▒▓███▓▒▒▒▒▒▓▓██ ░░░▒▓█ ░▒▓█ ░▒▓█ ░▒▓███▓▒▒▒▒▒▓▓██ ░░░▒▓█ ░▒▓█ ░▒▓█ ░▒▓███▓▒▒▒▒▒▓▓██ ░░░▒▓█ ░▒▓█ ░▒▓█ ░▒▓███▓▒▒▒▒▒▓▓██ ░░░▒▓█ ░▒▓█ ░▒▓█ ░▒▓███▓▒▒▒▒▒▓▓██ ░░░▒▓█ ░▒▓█ ░▒▓█ ░▒▓███▓▒▒▒▒▒▓▓██ ░░░▒▓█ ░▒▓█ ░▒▓█ ░▒▓███▓▒▒▒▒▒▓▓██
▓██  ░▒▒▒▓█ ░▒▓█ ░▒▓█ ░▒▓█  █▓▓▓▓▓▓██  ░▒▒▒▓█ ░▒▓█ ░▒▓█ ░▒▓█  █▓▓▓▓▓▓██  ░▒▒▒▓█ ░▒▓█ ░▒▓█ ░▒▓█  █▓▓▓▓▓▓██  ░▒▒▒▓█ ░▒▓█ ░▒▓█ ░▒▓█  █▓▓▓▓▓▓██  ░▒▒▒▓█ ░▒▓█ ░▒▓█ ░▒▓█  █▓▓▓▓▓▓██  ░▒▒▒▓█ ░▒▓█ ░▒▓█ ░▒▓█  █▓▓▓▓▓▓██  ░▒▒▒▓█ ░▒▓█
░░▒▓█ ░▒▓█ ░▒▓░░ ███████  ░ ░▒▓▓█ ░░▒▓█ ░▒▓█ ░▒▓░░ ███████  ░ ░▒▓▓█ ░░▒▓█ ░▒▓█ ░▒▓░░ ███████  ░ ░▒▓▓█ ░░▒▓█ ░▒▓█ ░▒▓░░ ███████  ░ ░▒▓▓█ ░░▒▓█ ░▒▓█ ░▒▓░░ ███████  ░ ░▒▓▓█ ░░▒▓█ ░▒▓█ ░▒▓░░ ███████  ░ ░▒▓▓█ ░░▒▓█ ░▒▓█ ░▒▓░░
█ ░▒▒▒░        ░░░ ░▒▓█ ░▒░▒▓█ ░▒▓█ ░▒▒▒░        ░░░ ░▒▓█ ░▒░▒▓█ ░▒▓█ ░▒▒▒░        ░░░ ░▒▓█ ░▒░▒▓█ ░▒▓█ ░▒▒▒░        ░░░ ░▒▓█ ░▒░▒▓█ ░▒▓█ ░▒▒▒░        ░░░ ░▒▓█ ░▒░▒▓█ ░▒▓█ ░▒▒▒░        ░░░ ░▒▓█ ░▒░▒▓█ ░▒▓█ ░▒▒▒░        ░░░
░░░░░▒▒░░▒▓█ ░▒▒▒▓█ ░▒▓█ ░▒▓▓▒░░░░░░░░░▒▒░░▒▓█ ░▒▒▒▓█ ░▒▓█ ░▒▓▓▒░░░░░░░░░▒▒░░▒▓█ ░▒▒▒▓█ ░▒▓█ ░▒▓▓▒░░░░░░░░░▒▒░░▒▓█ ░▒▒▒▓█ ░▒▓█ ░▒▓▓▒░░░░░░░░░▒▒░░▒▓█ ░▒▒▒▓█ ░▒▓█ ░▒▓▓▒░░░░░░░░░▒▒░░▒▓█ ░▒▒▒▓█ ░▒▓█ ░▒▓▓▒░░░░░░░░░▒▒░░▒▓█ ░▒▒▒▓█
█ ░▒▓▓▓█ ░▒▓█ ░▒██▓▒▒▒▒▒▒▒▒▒░▒▒▒▒▓█ ░▒▓▓▓█ ░▒▓█ ░▒██▓▒▒▒▒▒▒▒▒▒░▒▒▒▒▓█ ░▒▓▓▓█ ░▒▓█ ░▒██▓▒▒▒▒▒▒▒▒▒░▒▒▒▒▓█ ░▒▓▓▓█ ░▒▓█ ░▒██▓▒▒▒▒▒▒▒▒▒░▒▒▒▒▓█ ░▒▓▓▓█ ░▒▓█ ░▒██▓▒▒▒▒▒▒▒▒▒░▒▒▒▒▓█ ░▒▓▓▓█ ░▒▓█ ░▒██▓▒▒▒▒▒▒▒▒▒░▒▒▒▒▓█ ░▒▓▓▓█ ░▒▓█
▓█ ░▒  █▓▓▓▒▓▓▓▓▓▒▒▓▓▓▓█ ░▒▓███ ░▒▓█ ░▒  █▓▓▓▒▓▓▓▓▓▒▒▓▓▓▓█ ░▒▓███ ░▒▓█ ░▒  █▓▓▓▒▓▓▓▓▓▒▒▓▓▓▓█ ░▒▓███ ░▒▓█ ░▒  █▓▓▓▒▓▓▓▓▓▒▒▓▓▓▓█ ░▒▓███ ░▒▓█ ░▒  █▓▓▓▒▓▓▓▓▓▒▒▓▓▓▓█ ░▒▓███ ░▒▓█ ░▒  █▓▓▓▒▓▓▓▓▓▒▒▓▓▓▓█ ░▒▓███ ░▒▓█ ░▒
▓▓████▓▒▓████ ░░▒▓█  ░▒▓█ ░▒░░ ███▓▓████▓▒▓████ ░░▒▓█  ░▒▓█ ░▒░░ ███▓▓████▓▒▓████ ░░▒▓█  ░▒▓█ ░▒░░ ███▓▓████▓▒▓████ ░░▒▓█  ░▒▓█ ░▒░░ ███▓▓████▓▒▓████ ░░▒▓█  ░▒▓█ ░▒░░ ███▓▓████▓▒▓████ ░░▒▓█  ░▒▓█ ░▒░░ ███▓▓████▓▒▓████ ░░▒▓█
La démocratie à l’ère de l’IA
générative
NEOMA Business School et le médialab de
Sciences Po co-organisent une conférence de
deux jours consacrée à l’Intelligence Artificielle.
Accueilli par l’Area of Excellence « AI, Data
Science & Business » de NEOMA, cet
événement réunira des experts de premier
plan issus du monde académique et des
médias afin d’explorer et de débattre des
implications sociétales de l’IA.
RENDEZ-VOUS , Conférence
11 ⇥ 12 juin 2026
6 rue Vandrezanne – Immeuble Zénith – 75013 Paris, France
S'inscrire
À mesure que les technologies d’IA génrative influencent
de plus en plus la communication politique, la production
médiatique, la prise de décision et l’opinion publique, la
conférence vise à favoriser le dialogue sur les défis
méthodologiques ainsi que sur les conséquences
sociétales de ces transformations liées à l’IA. Conçue
comme un moment d’enquête collective et
transdisciplinaire, elle examinera comment l’intelligence
artificielle générative, et plus spécifiquement les LLM
(modèles de langage de grande taille), reconfigurent les
dynamiques qui structurent la participation et l’engagement
dans les démocraties libérales, affectant à la fois les
systèmes économiques et politiques.